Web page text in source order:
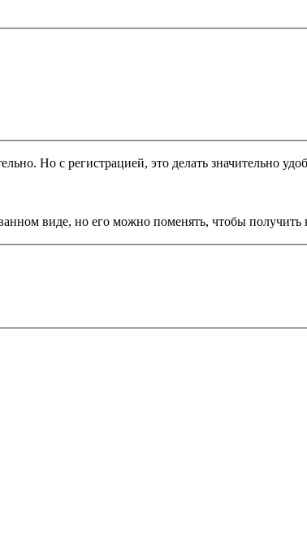
Но с регистрацией, это делать значительно
виде, но его можно поменять, чтобы